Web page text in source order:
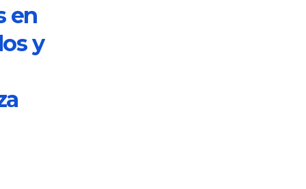
en
y